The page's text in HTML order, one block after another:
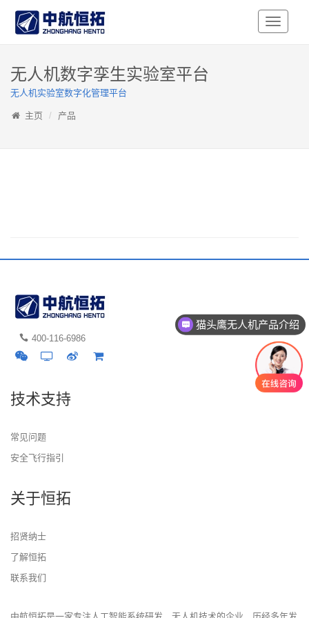
Toggle
无人机数字孪生实验室平台
无人机实验室数字化管理平台
主页 产品
400-116-6986
技术支持
常见问题
安全飞行指引
关于恒拓
招贤纳士
了解恒拓
联系我们
猫头鹰无人机产品介绍